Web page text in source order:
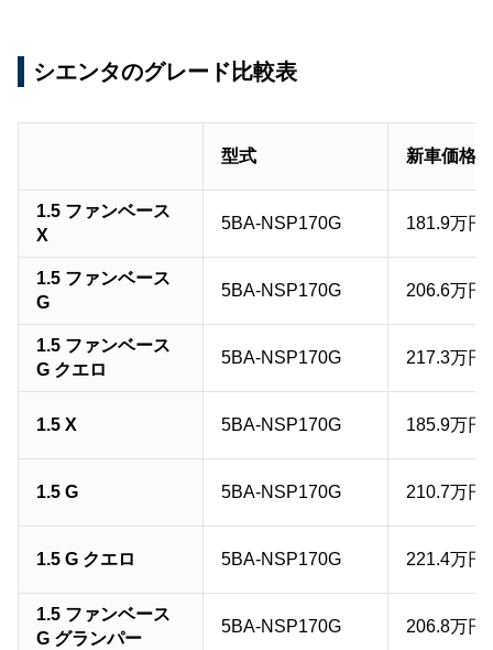
R"【価格：201万9,000円～】
トヨタ 2代目シエンタのグレード：G"Safety Editi
on"【価格：219万6,000円～】
シエンタのグレード比較表
型式 新車価格
1.5 ファンベース
X
5BA-NSP170G 181.9万円
1.5 ファンベース
G
5BA-NSP170G 206.6万円
1.5 ファンベース
G クエロ
5BA-NSP170G 217.3万円
1.5 X 5BA-NSP170G 185.9万円
1.5 G 5BA-NSP170G 210.7万円
1.5 G クエロ 5BA-NSP170G 221.4万円
1.5 ファンベース
G グランパー
5BA-NSP170G 206.8万円